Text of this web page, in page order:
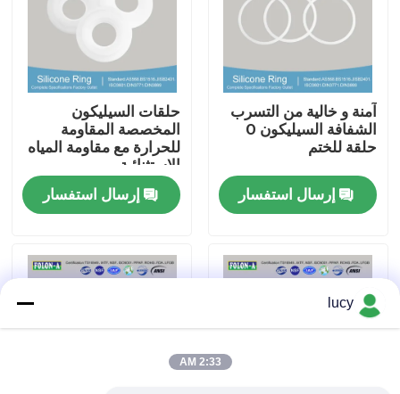
حول بنا
جولة في المعمل
ضبط الجودة
اتصل بنا
أخبار
جميع القضايا
آمنة و خالية من التسرب
الشفافة السيليكون O
حلقة للختم
إرسال استفسار
حلقات السيليكون
المخصصة المقاومة
للحرارة مع مقاومة المياه
الاستثنائية
إرسال استفسار
lucy
2:33 AM